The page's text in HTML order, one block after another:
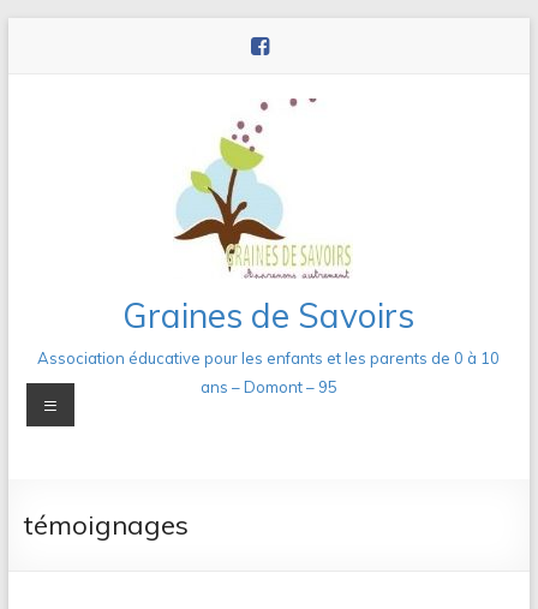
Graines de Savoirs
Association éducative pour les enfants et les parents de 0 à 10
ans – Domont – 95
Menu
témoignages